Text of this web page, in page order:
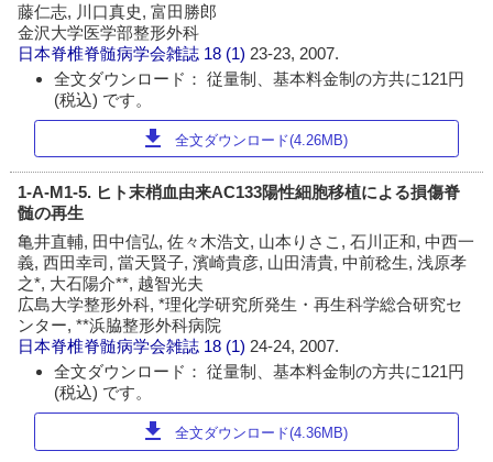
藤仁志, 川口真史, 富田勝郎
金沢大学医学部整形外科
日本脊椎脊髄病学会雑誌 18 (1) 23-23, 2007.
全文ダウンロード： 従量制、基本料金制の方共に121円
(税込) です。
download 全文ダウンロード(4.26MB)
1-A-M1-5. ヒト末梢血由来AC133陽性細胞移植による損傷脊
髄の再生
亀井直輔, 田中信弘, 佐々木浩文, 山本りさこ, 石川正和, 中西一
義, 西田幸司, 當天賢子, 濱崎貴彦, 山田清貴, 中前稔生, 浅原孝
之*, 大石陽介**, 越智光夫
広島大学整形外科, *理化学研究所発生・再生科学総合研究セ
ンター, **浜脇整形外科病院
日本脊椎脊髄病学会雑誌 18 (1) 24-24, 2007.
全文ダウンロード： 従量制、基本料金制の方共に121円
(税込) です。
download 全文ダウンロード(4.36MB)